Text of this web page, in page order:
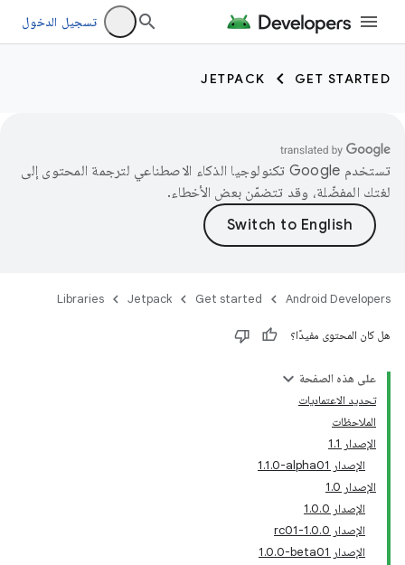
تسجيل الدخول
GET STARTED
JETPACK
تستخدم Google تكنولوجيا الذكاء الاصطناعي لترجمة المحتوى إلى
لغتك المفضّلة، وقد تتضمّن بعض الأخطاء.
Android Developers
Get started
Jetpack
Libraries
هل كان المحتوى مفيدًا؟
على هذه الصفحة
تحديد الاعتماديات
الملاحظات
الإصدار 1.1
الإصدار ‎1.1.0-alpha01
الإصدار 1.0
الإصدار 1.0.0
الإصدار 1.0.0-rc01
الإصدار ‎1.0.0-beta01